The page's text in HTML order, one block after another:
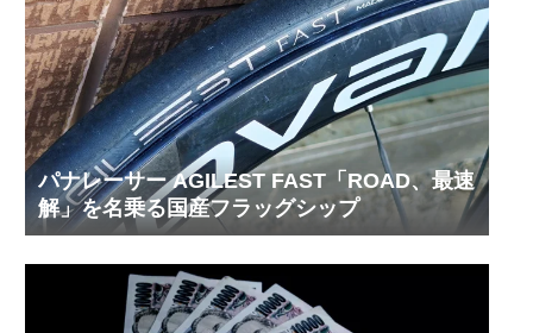
パナレーサー AGILEST FAST「ROAD、最速
解」を名乗る国産フラッグシップ